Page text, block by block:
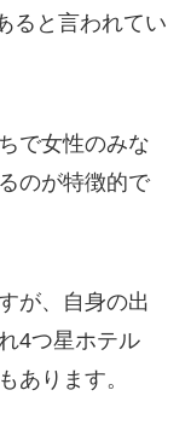
ると言われてい
で女性のみな
のが特徴的で
が、自身の出
4つ星ホテル
あります。